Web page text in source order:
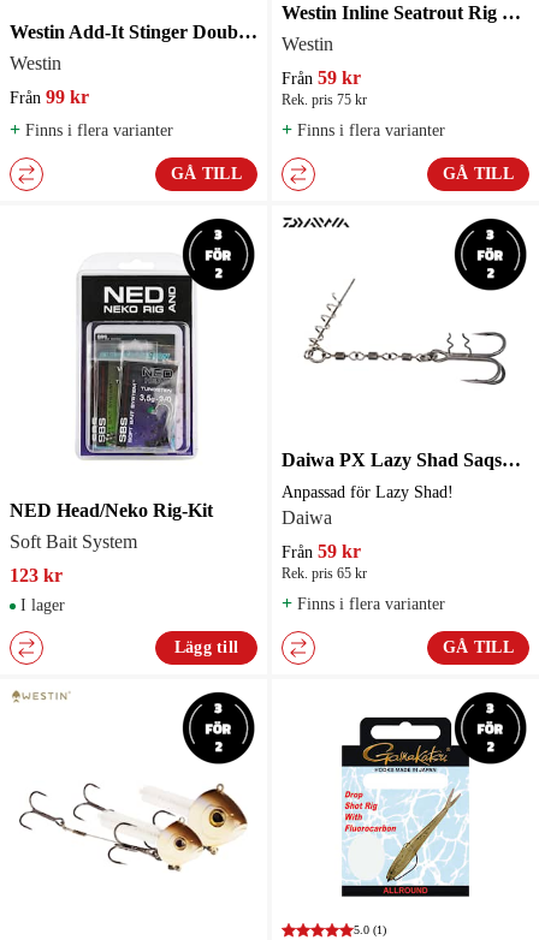
Westin Add-It Stinger Double 1x7 2-pack
Westin
Från 99 kr
+ Finns i flera varianter
GÅ TILL
Westin Inline Seatrout Rig Enkelkrok 3-pack
Westin
Från 59 kr
Rek. pris 75 kr
+ Finns i flera varianter
GÅ TILL
NED Head/Neko Rig-Kit
Soft Bait System
123 kr
I lager
Lägg till
Daiwa PX Lazy Shad Saqsas Stinger 1-pack
Anpassad för Lazy Shad!
Daiwa
Från 59 kr
Rek. pris 65 kr
+ Finns i flera varianter
GÅ TILL
5.0 (1)